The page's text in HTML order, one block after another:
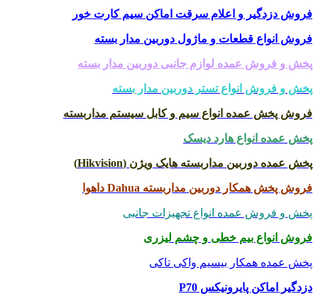
فروش دزدگیر و اعلام سرقت اماکن سیم کارت خور
فروش انواع قطعات و ماژول دوربین مدار بسته
پخش و فروش عمده لوازم جانبی دوربین مدار بسته
پخش و فروش انواع تستر دوربین مدار بسته
فروش پخش عمده انواع سیم و کابل سیستم مداربسته
پخش عمده انواع هارد دیسک
پخش عمده دوربین مداربسته هایک ویژن (Hikvision)
فروش پخش همکار دوربین مداربسته Dahua داهوا
پخش و فروش عمده انواع تجهیزات جانبی
فروش انواع بیم خطی و چشم لیزری
پخش عمده همکار بیسیم واکی تاکی
دزدگیر اماکن پایرونیکس P70